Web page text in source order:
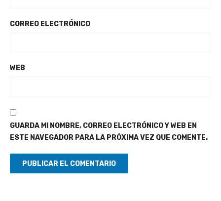
CORREO ELECTRÓNICO
WEB
GUARDA MI NOMBRE, CORREO ELECTRÓNICO Y WEB EN
ESTE NAVEGADOR PARA LA PRÓXIMA VEZ QUE COMENTE.